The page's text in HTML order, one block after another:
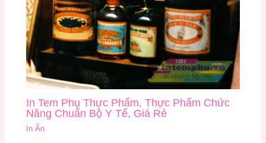
In Tem Phụ Thực Phẩm, Thực Phẩm Chức
Năng Chuẩn Bộ Y Tế, Giá Rẻ
In Ấn